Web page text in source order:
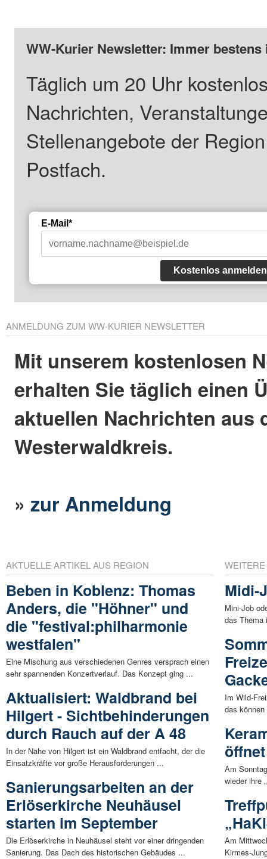
WW-Kurier Newsletter: Immer
Täglich um 20 Uhr
Nachrichten,
Stellenangebote der
Postfach.
E-Mail*
Kostenlos anmelden
ANMELDUNG ZUM WW-KURIER NEWSLETTER
Mit unserem kostenlosen
erhalten Sie täglich einen
aktuellen Nachrichten aus
Westerwaldkreis.
»zur Anmeldung
AKTUELLE ARTIKEL AUS REGION
Beben in Koblenz: Thomas
Anders, die "Höhner" und
die "festival:philharmonie
westfalen"
Eine Mischung aus verschiedenen Genres versprach einen
sehr spannenden Konzertverlauf. Das Konzept ging ...
Aktualisiert: Waldbrand bei
Hilgert - Sichtbehinderungen
durch Rauch auf der A 48
In der Nähe von Hilgert ist ein Waldbrand entfacht, der die
Einsatzkräfte vor große Herausforderungen ...
Sanierungsarbeiten an der
Erlöserkirche Neuhäusel
starten im September
Die Erlöserkirche in Neuhäusel steht vor einer dringenden
Sanierung. Das Dach des historischen Gebäudes ...
Midi-
Mini-Job
das Thema
Im Wild-
das
Am
wieder ihre
Am
Kirmes-